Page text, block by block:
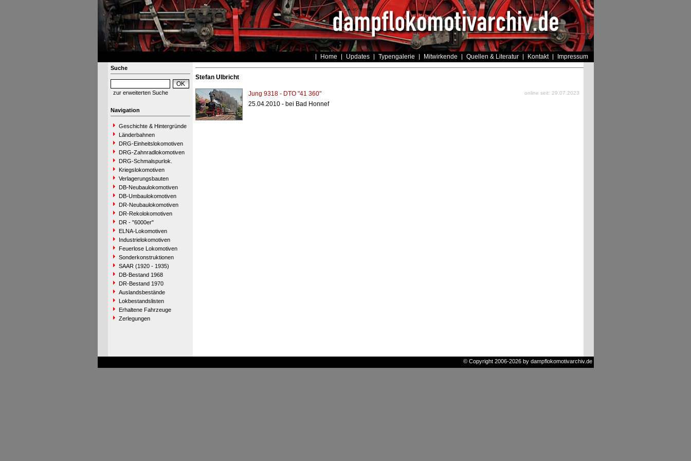
Home Updates Typengalerie Mitwirkende Quellen & Literatur Kontakt Impressum
Suche
zur erweiterten Suche
Navigation
Geschichte & Hintergründe
Länderbahnen
DRG-Einheitslokomotiven
DRG-Zahnradlokomotiven
DRG-Schmalspurlok.
Kriegslokomotiven
Verlagerungsbauten
DB-Neubaulokomotiven
DB-Umbaulokomotiven
DR-Neubaulokomotiven
DR-Rekolokomotiven
DR - "6000er"
ELNA-Lokomotiven
Industrielokomotiven
Feuerlose Lokomotiven
Sonderkonstruktionen
SAAR (1920 - 1935)
DB-Bestand 1968
DR-Bestand 1970
Auslandsbestände
Lokbestandslisten
Erhaltene Fahrzeuge
Zerlegungen
Stefan Ulbricht
Jung 9318 - DTO "41 360" online seit: 29.07.2023
25.04.2010 - bei Bad Honnef
© Copyright 2006-2026 by dampflokomotivarchiv.de